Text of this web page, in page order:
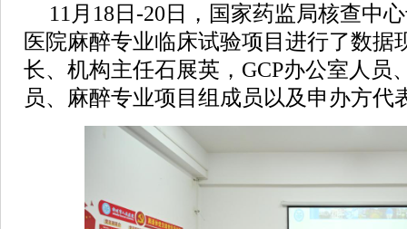
11月18日-20日，国家药监局核查中
医院麻醉专业临床试验项目进行了数据
长、机构主任石展英，GCP办公室人员
员、麻醉专业项目组成员以及申办方代